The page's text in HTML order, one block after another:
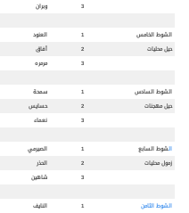
3
وبران
الشوط الخامس 1 العنود
حيل محليات
2 أفاق
3
مرمره
الشوط السادس 1 سمحة
حيل مهجنات
2 حسايس
3
نعماء
الشوط السابع 1 الصيرمي
زمول محليات
2 الحذر
3
شاهين
الشوط الثامن 1 النايف